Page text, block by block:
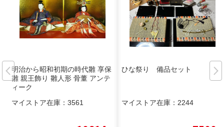
明治から昭和初期の時代雛 享保
雛 親王飾り 雛人形 骨董 アンテ
ィーク
マイストア在庫： 3561
ひな祭り 備品セット
マイストア在庫： 2244